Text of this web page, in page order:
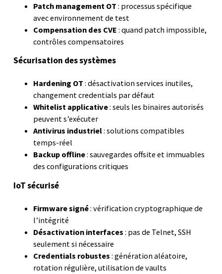
Patch management OT : processus spécifique
avec environnement de test
Compensation des CVE : quand patch impossible,
contrôles compensatoires
Sécurisation des systèmes
Hardening OT : désactivation services inutiles,
changement credentials par défaut
Whitelist applicative: seuls les binaires autorisés
peuvent s’exécuter
Antivirus industriel: solutions compatibles
temps-réel
Backup offline: sauvegardes offsite et immuables
des configurations critiques
IoT sécurisé
Firmware signé: vérification cryptographique de
l’intégrité
Désactivation interfaces : pas de Telnet, SSH
seulement si nécessaire
Credentials robustes : génération aléatoire,
rotation régulière, utilisation de vaults